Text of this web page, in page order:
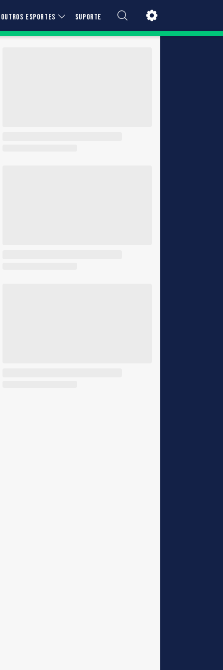
OUTROS ESPORTES SUPORTE